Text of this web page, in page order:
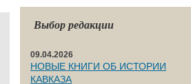
Выбор редакции
09.04.2026
НОВЫЕ КНИГИ ОБ ИСТОРИИ
КАВКАЗА